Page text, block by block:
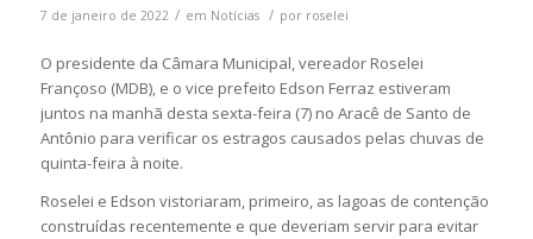
7 de janeiro de 2022 / em Notícias / por roselei
O presidente da Câmara Municipal, vereador Roselei
Françoso (MDB), e o vice prefeito Edson Ferraz estiveram
juntos na manhã desta sexta-feira (7) no Aracê de Santo de
Antônio para verificar os estragos causados pelas chuvas de
quinta-feira à noite.
Roselei e Edson vistoriaram, primeiro, as lagoas de contenção
construídas recentemente e que deveriam servir para evitar